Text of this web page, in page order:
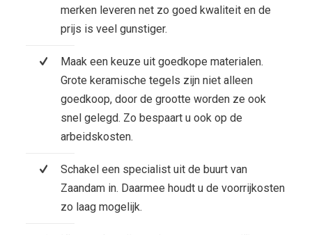
merken leveren net zo goed kwaliteit en de
prijs is veel gunstiger.
Maak een keuze uit goedkope materialen.
Grote keramische tegels zijn niet alleen
goedkoop, door de grootte worden ze ook
snel gelegd. Zo bespaart u ook op de
arbeidskosten.
Schakel een specialist uit de buurt van
Zaandam in. Daarmee houdt u de voorrijkosten
zo laag mogelijk.